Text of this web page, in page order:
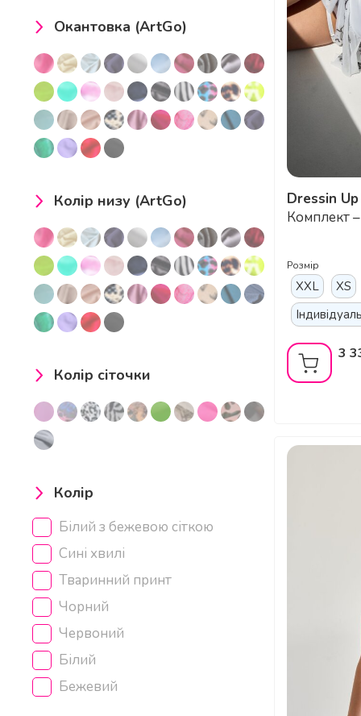
Окантовка (ArtGo)
Колір низу (ArtGo)
Колір сіточки
Колір
Білий з бежевою сіткою
Сині хвилі
Тваринний принт
Чорний
Червоний
Білий
Бежевий
Dressin Up
Комплект –
Розмір
XXL XS
3